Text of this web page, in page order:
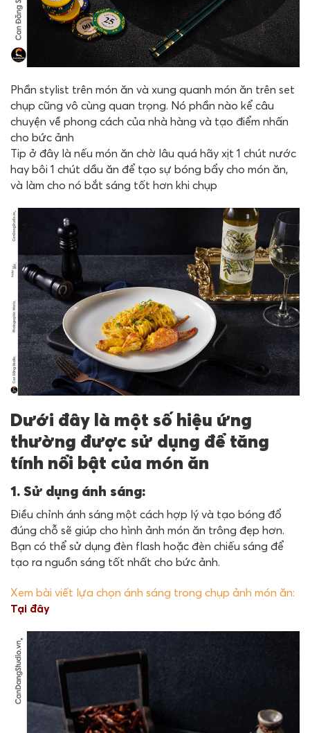
Phần stylist trên món ăn và xung quanh món ăn trên set
chụp cũng vô cùng quan trọng. Nó phần nào kể câu
chuyện về phong cách của nhà hàng và tạo điểm nhấn
cho bức ảnh
Tip ở đây là nếu món ăn chờ lâu quá hãy xịt 1 chút nước
hay bôi 1 chút dầu ăn để tạo sự bóng bẩy cho món ăn,
và làm cho nó bắt sáng tốt hơn khi chụp
Dưới đây là một số hiệu ứng
thường được sử dụng để tăng
tính nổi bật của món ăn
1. Sử dụng ánh sáng:
Điều chỉnh ánh sáng một cách hợp lý và tạo bóng đổ
đúng chỗ sẽ giúp cho hình ảnh món ăn trông đẹp hơn.
Bạn có thể sử dụng đèn flash hoặc đèn chiếu sáng để
tạo ra nguồn sáng tốt nhất cho bức ảnh.
Xem bài viết lựa chọn ánh sáng trong chụp ảnh món ăn:
Tại đây